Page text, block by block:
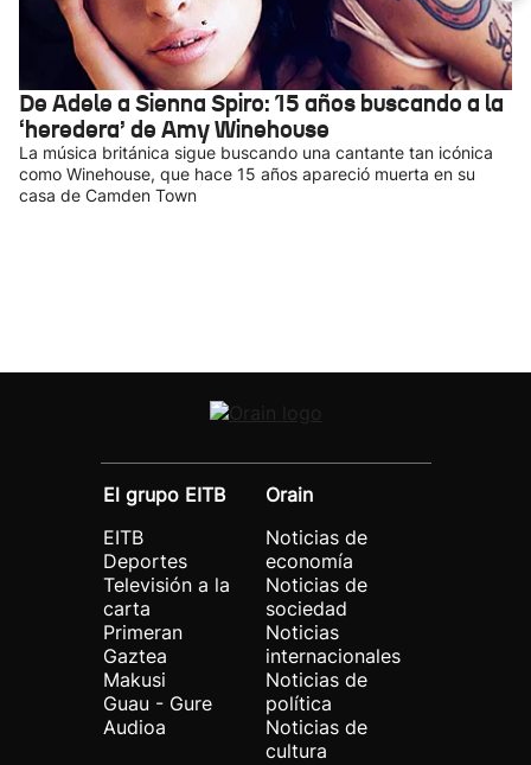
De Adele a Sienna Spiro: 15 años buscando a la
‘heredera’ de Amy Winehouse
La música británica sigue buscando una cantante tan icónica
como Winehouse, que hace 15 años apareció muerta en su
casa de Camden Town
El grupo EITB
EITB
Deportes
Televisión a la
carta
Primeran
Gaztea
Makusi
Guau - Gure
Audioa
Orain
Noticias de
economía
Noticias de
sociedad
Noticias
internacionales
Noticias de
política
Noticias de
cultura